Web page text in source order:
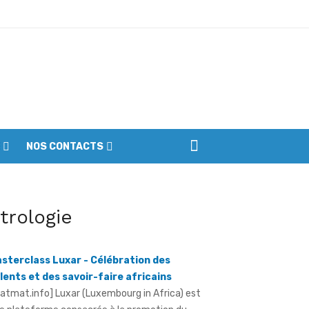
du parc
NOS CONTACTS
Luxar - Célébration des
de l'environnement - La Roots